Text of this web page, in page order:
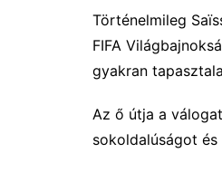
Történelmileg
FIFA
gyakran
Az ő útja a
sokoldalúságot